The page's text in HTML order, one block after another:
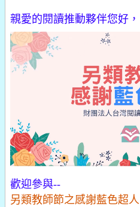
親愛的閱讀推動夥伴您好，
歡迎參與--
另類教師節之感謝藍色超人